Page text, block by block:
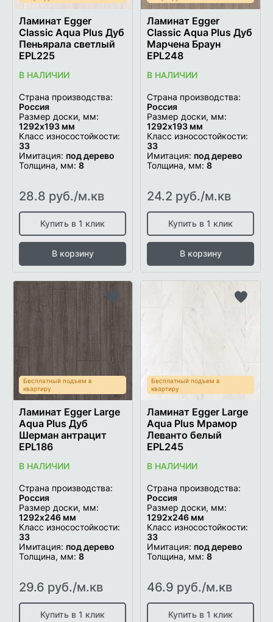
Ламинат Egger
Classic Aqua Plus Дуб
Пеньярала светлый
EPL225
В НАЛИЧИИ
Страна производства:
Россия
Размер доски, мм:
1292х193 мм
Класс износостойкости:
33
Имитация: под дерево
Толщина, мм:8
28.8 руб./м.кв
Купить в 1 клик
В корзину
Ламинат Egger
Classic Aqua Plus Дуб
Марчена Браун
EPL248
В НАЛИЧИИ
Страна производства:
Россия
Размер доски, мм:
1292х193 мм
Класс износостойкости:
33
Имитация: под дерево
Толщина, мм:8
24.2 руб./м.кв
Купить в 1 клик
В корзину
Бесплатный подъем в
квартиру
список
желаемого
Ламинат Egger Large
Aqua Plus Дуб
Шерман антрацит
EPL186
В НАЛИЧИИ
Страна производства:
Россия
Размер доски, мм:
1292х246 мм
Класс износостойкости:
33
Имитация: под дерево
Толщина, мм:8
29.6 руб./м.кв
Купить в 1 клик
Бесплатный подъем в
квартиру
Ламинат Egger Large
Aqua Plus Мрамор
Леванто белый
EPL245
В НАЛИЧИИ
Страна производства:
Россия
Размер доски, мм:
1292x246 мм
Класс износостойкости:
33
Имитация: под дерево
Толщина, мм:8
46.9 руб./м.кв
Купить в 1 клик